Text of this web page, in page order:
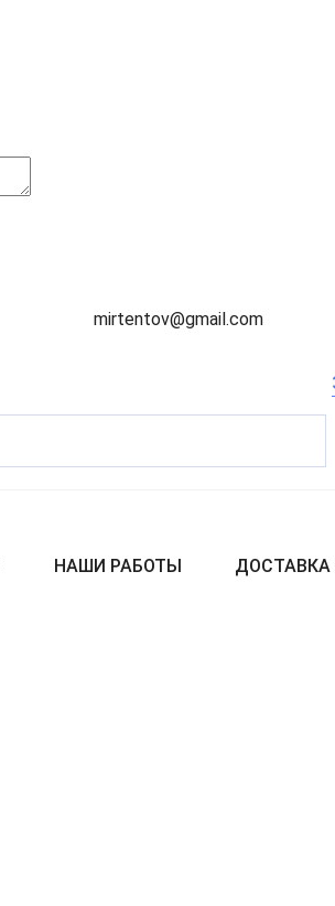
mirtentov@gmail.com
НАШИ РАБОТЫ ДОСТАВКА